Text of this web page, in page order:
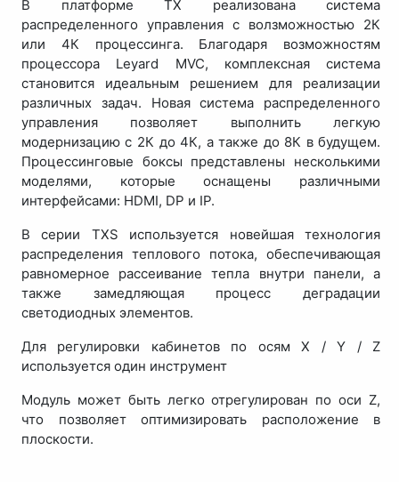
В платформе TX реализована система
распределенного управления с волзможностью 2К
или 4К процессинга. Благодаря возможностям
процессора Leyard MVC, комплексная система
становится идеальным решением для реализации
различных задач. Новая система распределенного
управления позволяет выполнить легкую
модернизацию с 2К до 4К, а также до 8К в будущем.
Процессинговые боксы представлены несколькими
моделями, которые оснащены различными
интерфейсами: HDMI, DP и IP.
В серии TXS используется новейшая технология
распределения теплового потока, обеспечивающая
равномерное рассеивание тепла внутри панели, а
также замедляющая процесс деградации
светодиодных элементов.
Для регулировки кабинетов по осям X / Y / Z
используется один инструмент
Модуль может быть легко отрегулирован по оси Z,
что позволяет оптимизировать расположение в
плоскости.